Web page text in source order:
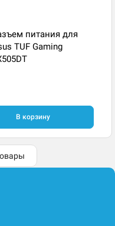
питания для
TUF Gaming
В корзину